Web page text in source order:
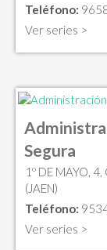
Teléfono:
Ver series >
Segura
1º DE MAYO,
(JAEN)
Teléfono:
Ver series >